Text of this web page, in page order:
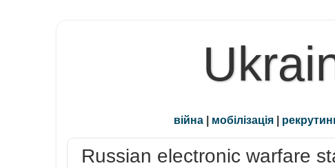
війна | мобілізація |
Russian electronic warfare